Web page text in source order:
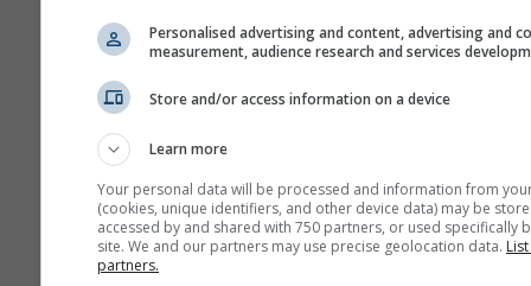
Personalised advertising and content, advertising and
measurement, audience research and services
Store and/or access information on a device
Learn more
Your personal data will be processed and information from
(cookies, unique identifiers, and other device data) may be
accessed by and shared with 750 partners, or used specifically
site. We and our partners may use precise geolocation data.
partners.